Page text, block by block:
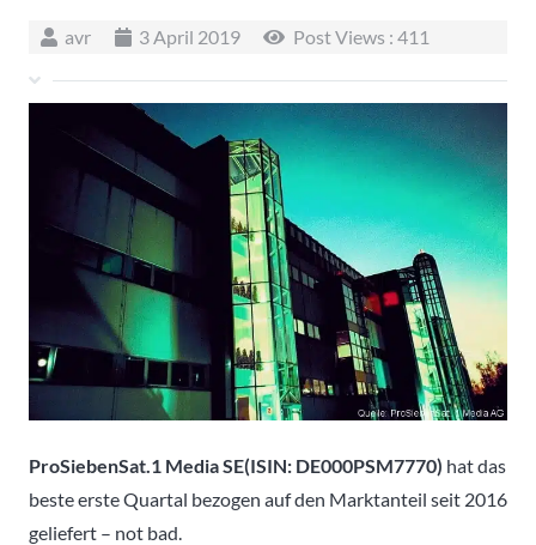
avr 3 April 2019 Post Views : 411
ProSiebenSat.1 Media SE(ISIN: DE000PSM7770) hat das
beste erste Quartal bezogen auf den Marktanteil seit 2016
geliefert – not bad.